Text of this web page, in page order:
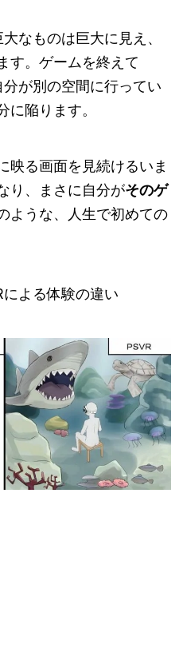
なものは巨大に見え、
す。ゲームを終えて
が別の空間に行ってい
に陥ります。
映る画面を見続けるいま
り、まさに自分がそのゲ
ような、人生で初めての
よる体験の違い